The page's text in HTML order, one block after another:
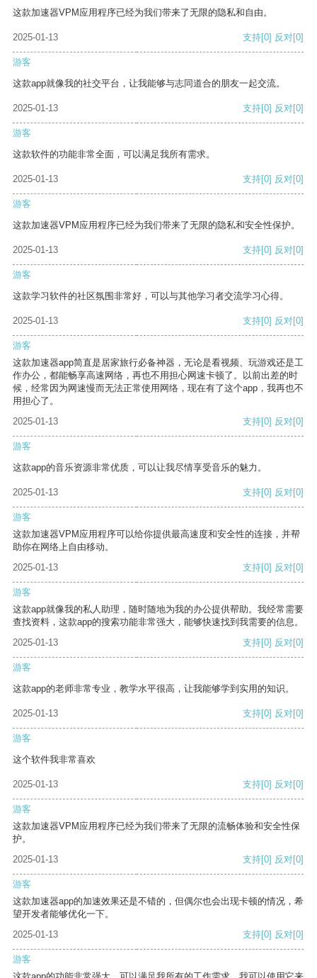
这款加速器VPM应用程序已经为我们带来了无限的隐私和自由。
2025-01-13 支持[0] 反对[0]
游客
这款app就像我的社交平台，让我能够与志同道合的朋友一起交流。
2025-01-13 支持[0] 反对[0]
游客
这款软件的功能非常全面，可以满足我所有需求。
2025-01-13 支持[0] 反对[0]
游客
这款加速器VPM应用程序已经为我们带来了无限的隐私和安全性保护。
2025-01-13 支持[0] 反对[0]
游客
这款学习软件的社区氛围非常好，可以与其他学习者交流学习心得。
2025-01-13 支持[0] 反对[0]
游客
这款加速器app简直是居家旅行必备神器，无论是看视频、玩游戏还是工
作办公，都能畅享高速网络，再也不用担心网速卡顿了。以前出差的时
候，经常因为网速慢而无法正常使用网络，现在有了这个app，我再也不
用担心了。
2025-01-13
支持[0] 反对[0]
游客
这款app的音乐资源非常优质，可以让我尽情享受音乐的魅力。
2025-01-13 支持[0] 反对[0]
游客
这款加速器VPM应用程序可以给你提供最高速度和安全性的连接，并帮
助你在网络上自由移动。
2025-01-13
支持[0] 反对[0]
游客
这款app就像我的私人助理，随时随地为我的办公提供帮助。我经常需要
查找资料，这款app的搜索功能非常强大，能够快速找到我需要的信息。
2025-01-13
支持[0] 反对[0]
游客
这款app的老师非常专业，教学水平很高，让我能够学到实用的知识。
2025-01-13 支持[0] 反对[0]
游客
这个软件我非常喜欢
2025-01-13 支持[0] 反对[0]
游客
这款加速器VPM应用程序已经为我们带来了无限的流畅体验和安全性保
护。
2025-01-13
支持[0] 反对[0]
游客
这款加速器app的加速效果还是不错的，但偶尔也会出现卡顿的情况，希
望开发者能够优化一下。
2025-01-13
支持[0] 反对[0]
游客